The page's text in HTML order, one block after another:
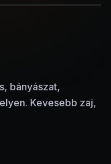
bányászat,
Kevesebb zaj,